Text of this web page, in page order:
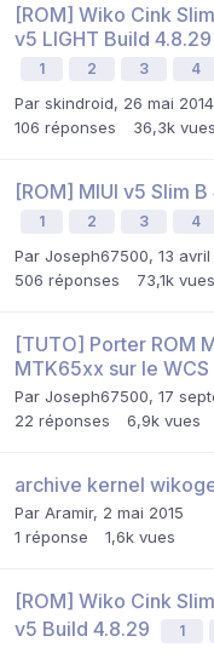
[ROM] Wiko Cink
v5 LIGHT Build 4.8.29
1 2 3 4
Par skindroid, 26 mai 2014
106 réponses 36,3k vues
[ROM] MIUI v5 Slim B
1 2 3 4
Par Joseph67500, 13 avril
506 réponses 73,1k vues
[TUTO] Porter ROM
MTK65xx sur le
Par Joseph67500, 17
22 réponses 6,9k vues
archive kernel
Par Aramir, 2 mai 2015
1 réponse 1,6k vues
[ROM] Wiko Cink
v5 Build 4.8.29
1